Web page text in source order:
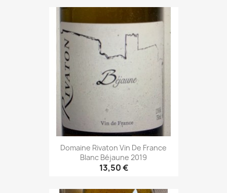
Domaine Rivaton Vin De France
Blanc Béjaune 2019
13,50 €